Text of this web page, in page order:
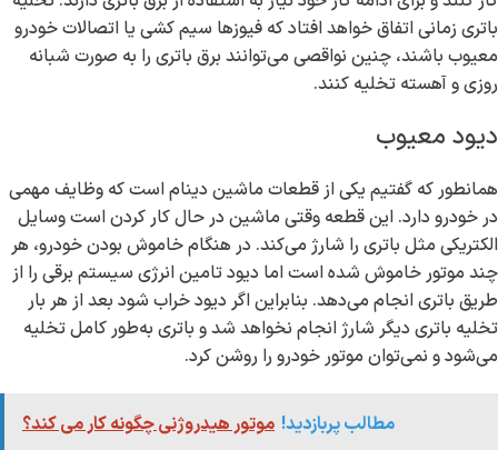
باتری زمانی اتفاق خواهد افتاد که فیوزها سیم کشی یا اتصالات خودرو
معیوب باشند، چنین نواقصی می‌توانند برق باتری را به صورت شبانه
روزی و آهسته تخلیه کنند.
دیود معیوب
همانطور که گفتیم یکی از قطعات ماشین دینام است که وظایف مهمی
در خودرو دارد. این قطعه وقتی ماشین در حال کار کردن است وسایل
الکتریکی مثل باتری را شارژ می‌کند. در هنگام خاموش بودن خودرو، هر
چند موتور خاموش شده است اما دیود تامین انرژی سیستم برقی را از
طریق باتری انجام می‌دهد. بنابراین اگر دیود خراب شود بعد از هر بار
تخلیه باتری دیگر شارژ انجام نخواهد شد و باتری به‌طور کامل تخلیه
می‌شود و نمی‌توان موتور خودرو را روشن کرد.
مطالب پربازدید! موتور هیدروژنی چگونه کار می کند؟